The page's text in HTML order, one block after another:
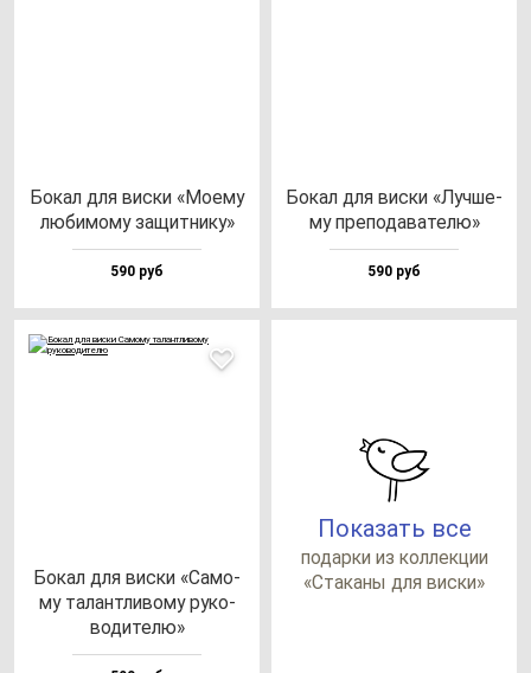
Бокал для вис­ки «Моему
лю­би­мо­му за­щит­ни­ку»
590 руб
Бокал для вис­ки «Луч­ше­
му пре­по­да­ва­те­лю»
590 руб
Бокал для вис­ки «Само­
му та­лан­тли­во­му ру­ко­
во­ди­те­лю»
Показать все
по­дар­ки из кол­лек­ции
«Ста­ка­ны для вис­ки»